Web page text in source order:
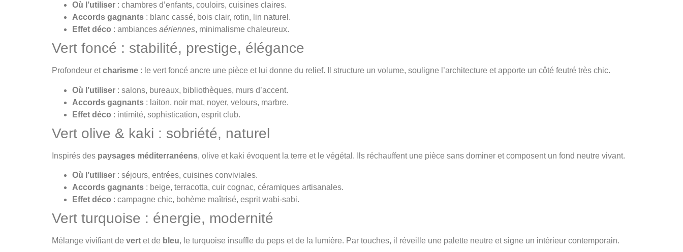
Où l’utiliser : chambres d’enfants, couloirs, cuisines claires.
Accords gagnants : blanc cassé, bois clair, rotin, lin naturel.
Effet déco : ambiances aériennes, minimalisme chaleureux.
Vert foncé : stabilité, prestige, élégance
Profondeur etcharisme : le vert foncé ancre une pièce et lui donne du relief. Il structure un volume, souligne l’architecture et apporte un côté feutré très chic.
Où l’utiliser : salons, bureaux, bibliothèques, murs d’accent.
Accords gagnants : laiton, noir mat, noyer, velours, marbre.
Effet déco : intimité, sophistication, esprit club.
Vert olive & kaki : sobriété, naturel
Inspirés des paysages méditerranéens, olive et kaki évoquent la terre et le végétal. Ils réchauffent une pièce sans dominer et composent un fond neutre vivant.
Où l’utiliser : séjours, entrées, cuisines conviviales.
Accords gagnants : beige, terracotta, cuir cognac, céramiques artisanales.
Effet déco : campagne chic, bohème maîtrisé, esprit wabi-sabi.
Vert turquoise : énergie, modernité
Mélange vivifiant de vert et de bleu, le turquoise insuffle du peps et de la lumière. Par touches, il réveille une palette neutre et signe un intérieur contemporain.